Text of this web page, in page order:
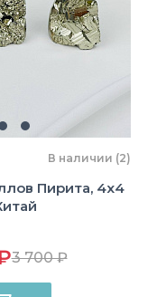
В наличии (2)
Пирита, 4х4
3 700 ₽